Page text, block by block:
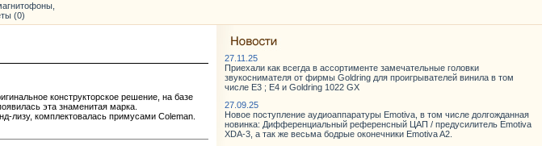
(0)
конструкторское решение, на базе
эта знаменитая марка.
лизу, комплектовалась примусами Coleman.
27.11.25
Приехали как всегда в ассортименте замечательные головки
звукоснимателя от фирмы Goldring для проигрывателей винила в том
числе E3 ; E4 и Goldring 1022 GX
27.09.25
Новое поступление аудиоаппаратуры Emotiva, в том числе долгожданная
новинка: Дифференциальный референсный ЦАП / предусилитель Emotiva
XDA-3, а так же весьма бодрые оконечники Emotiva A2.